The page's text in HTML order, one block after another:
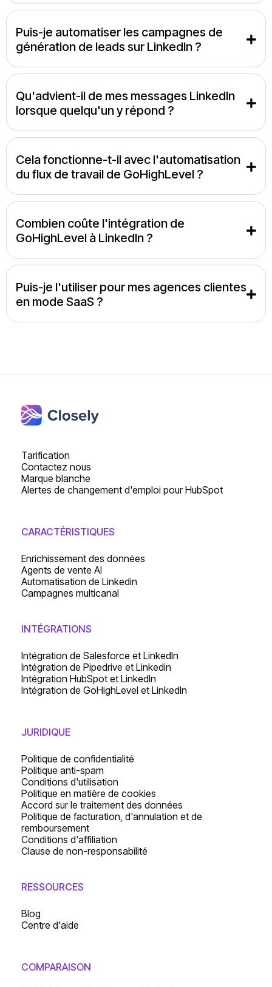
Puis-je automatiser les campagnes de
génération de leads sur LinkedIn ?
Qu'advient-il de mes messages LinkedIn
lorsque quelqu'un y répond ?
Cela fonctionne-t-il avec l'automatisation
du flux de travail de GoHighLevel ?
Combien coûte l'intégration de
GoHighLevel à LinkedIn ?
Puis-je l'utiliser pour mes agences clientes
en mode SaaS ?
Tarification
Contactez nous
Marque blanche
Alertes de changement d'emploi pour HubSpot
CARACTÉRISTIQUES
Enrichissement des données
Agents de vente AI
Automatisation de Linkedin
Campagnes multicanal
INTÉGRATIONS
Intégration de Salesforce et LinkedIn
Intégration de Pipedrive et Linkedin
Intégration HubSpot et LinkedIn
Intégration de GoHighLevel et LinkedIn
JURIDIQUE
Politique de confidentialité
Politique anti-spam
Conditions d'utilisation
Politique en matière de cookies
Accord sur le traitement des données
Politique de facturation, d'annulation et de
remboursement
Conditions d'affiliation
Clause de non-responsabilité
RESSOURCES
Blog
Centre d'aide
COMPARAISON